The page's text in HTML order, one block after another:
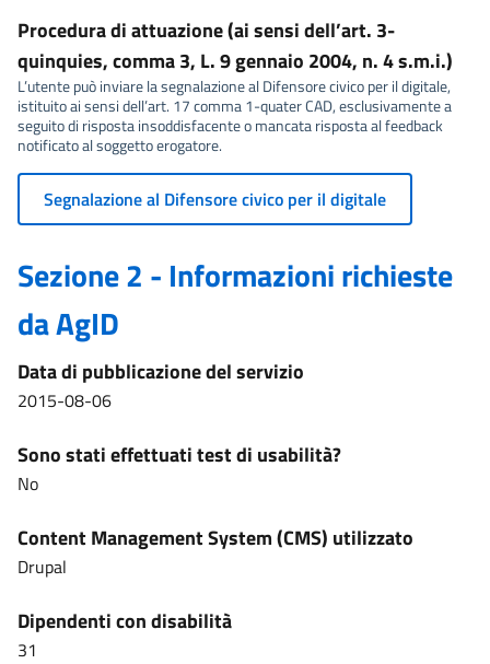
Procedura di attuazione (ai sensi dell’art. 3-
quinquies, comma 3, L. 9 gennaio 2004, n. 4 s.m.i.)
L’utente può inviare la segnalazione al Difensore civico per il digitale,
istituito ai sensi dell’art. 17 comma 1-quater CAD, esclusivamente a
seguito di risposta insoddisfacente o mancata risposta al feedback
notificato al soggetto erogatore.
Segnalazione al Difensore civico per il digitale
Sezione 2 - Informazioni richieste
da AgID
Data di pubblicazione del servizio
2015-08-06
Sono stati effettuati test di usabilità?
No
Content Management System (CMS) utilizzato
Drupal
Dipendenti con disabilità
31